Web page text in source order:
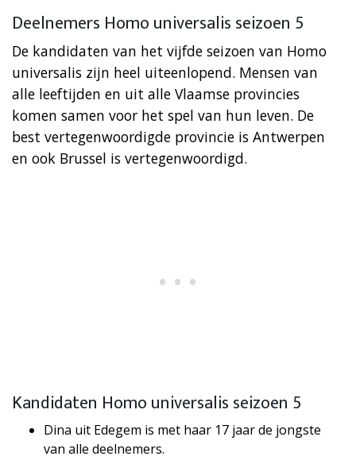
Deelnemers Homo universalis seizoen 5
De kandidaten van het vijfde seizoen van Homo
universalis zijn heel uiteenlopend. Mensen van
alle leeftijden en uit alle Vlaamse provincies
komen samen voor het spel van hun leven. De
best vertegenwoordigde provincie is Antwerpen
en ook Brussel is vertegenwoordigd.
Kandidaten Homo universalis seizoen 5
Dina uit Edegem is met haar 17 jaar de jongste
van alle deelnemers.